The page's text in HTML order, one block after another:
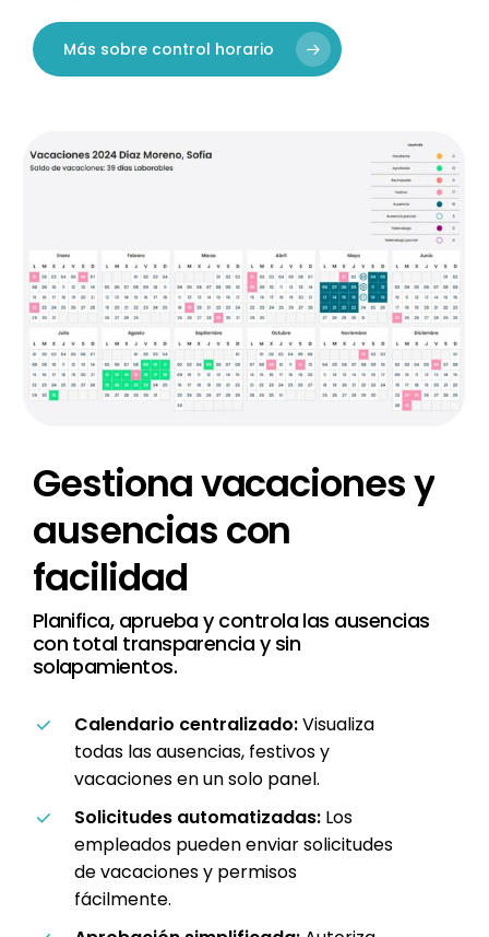
Más sobre control horario
Gestionavacacionesy
ausenciascon
facilidad
Planifica, aprueba y controla las ausencias
con total transparencia y sin
solapamientos.
Calendario centralizado:Visualiza
todas las ausencias, festivos y
vacaciones en un solo panel.
Solicitudes automatizadas:Los
empleados pueden enviar solicitudes
de vacaciones y permisos
fácilmente.